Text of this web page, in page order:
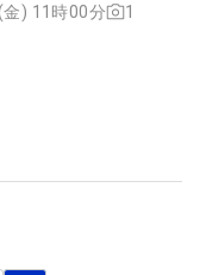
) 11時00分
1